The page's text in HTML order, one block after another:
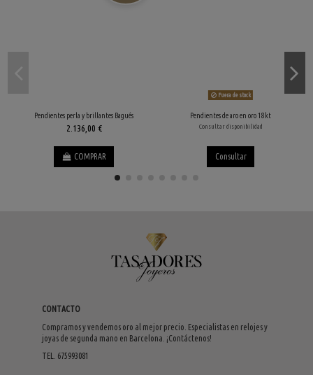
Pendientes perla y brillantes Bagués
2.136,00 €
COMPRAR
Fuera de stock
Pendientes de aro en oro 18kt
Consultar disponibilidad
Consultar
CONTACTO
Compramos y vendemos oro al mejor precio. Especialistas en relojes y
joyas de segunda mano en Barcelona. ¡Contáctenos!
TEL. 675993081